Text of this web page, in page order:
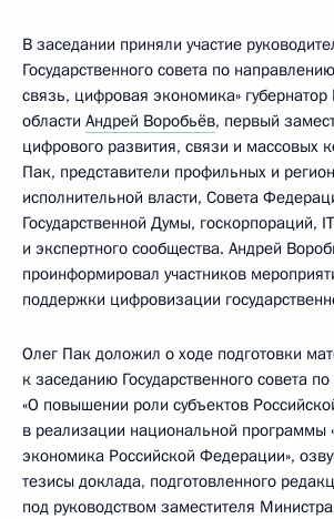
В заседании приняли участие
Государственного совета по
связь, цифровая экономика»
области Андрей Воробьёв, первый
цифрового развития, связи и массовых
Пак, представители профильных и
исполнительной власти, Совета
Государственной Думы, госкорпораций,
и экспертного сообщества. Андрей
проинформировал участников
поддержки цифровизации
Олег Пак доложил о ходе подготовки
к заседанию Государственного совета
«О повышении роли субъектов
в реализации национальной программы
экономика Российской Федерации»,
тезисы доклада, подготовленного
под руководством заместителя